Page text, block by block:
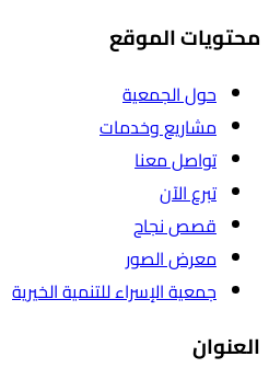
محتويات الموقع
حول الجمعية
مشاريع وخدمات
تواصل معنا
تبرع الآن
قصص نجاح
معرض الصور
جمعية الإسراء للتنمية الخيرية
العنوان